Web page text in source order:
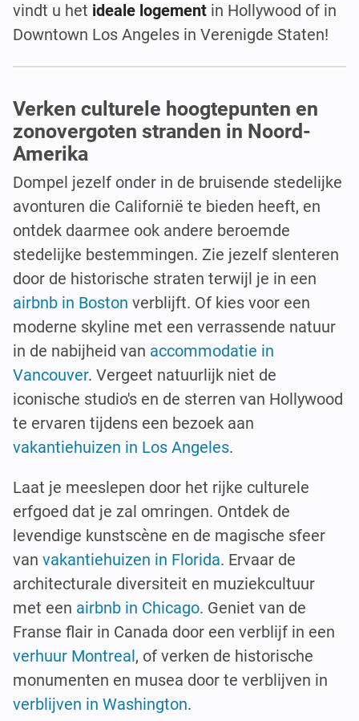
vindt u het ideale logement in Hollywood of in
Downtown Los Angeles in Verenigde Staten!
Verken culturele hoogtepunten en
zonovergoten stranden in Noord-
Amerika
Dompel jezelf onder in de bruisende stedelijke
avonturen die Californië te bieden heeft, en
ontdek daarmee ook andere beroemde
stedelijke bestemmingen. Zie jezelf slenteren
door de historische straten terwijl je in een
airbnb in Boston verblijft. Of kies voor een
moderne skyline met een verrassende natuur
in de nabijheid van accommodatie in
Vancouver. Vergeet natuurlijk niet de
iconische studio's en de sterren van Hollywood
te ervaren tijdens een bezoek aan
vakantiehuizen in Los Angeles.
Laat je meeslepen door het rijke culturele
erfgoed dat je zal omringen. Ontdek de
levendige kunstscène en de magische sfeer
van vakantiehuizen in Florida. Ervaar de
architecturale diversiteit en muziekcultuur
met een airbnb in Chicago. Geniet van de
Franse flair in Canada door een verblijf in een
verhuur Montreal, of verken de historische
monumenten en musea door te verblijven in
verblijven in Washington.